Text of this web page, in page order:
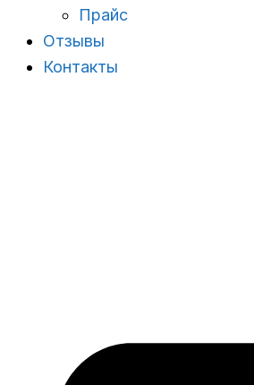
Прайс
Отзывы
Контакты